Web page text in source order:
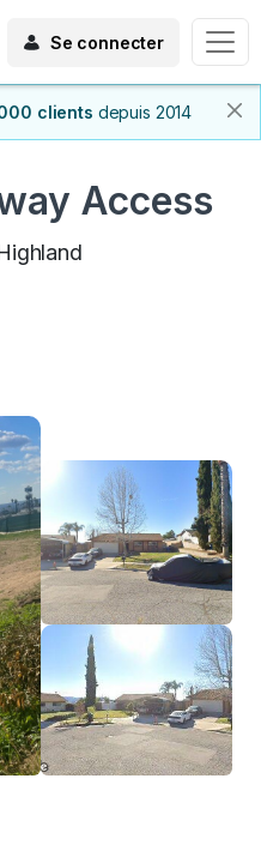
Se connecter
clients depuis 2014
Access